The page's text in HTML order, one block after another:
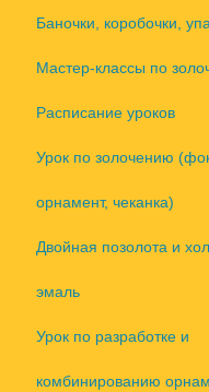
Баночки, коробочки,
Мастер-классы по
Расписание уроков
Урок по золочению
орнамент, чеканка)
Двойная позолота и
эмаль
Урок по разработке и
комбинированию